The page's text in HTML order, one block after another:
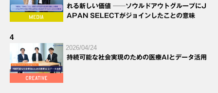
れる新しい価値 ──ソウルドアウトグループにJ
APAN SELECTがジョインしたことの意味
4
2026/04/24
持続可能な社会実現のための医療AIとデータ活用